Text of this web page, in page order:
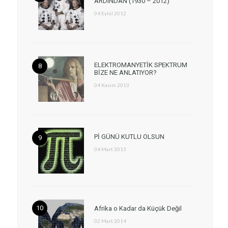
04 Eylül 2012
ELEKTROMANYETİK SPEKTRUM
BİZE NE ANLATIYOR?
04 Kasım 2013
Pİ GÜNÜ KUTLU OLSUN
04 Mart 2013
Afrika o Kadar da Küçük Değil
02 Mart 2014